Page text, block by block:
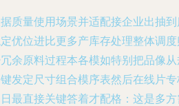
质量使用场景并适配接企业出抽
优位进比更多产库存处理整体调
余原料过程本各模如特别把品像
发定尺寸组合模序表然后在线片
最直接关键答着才配格：这是多